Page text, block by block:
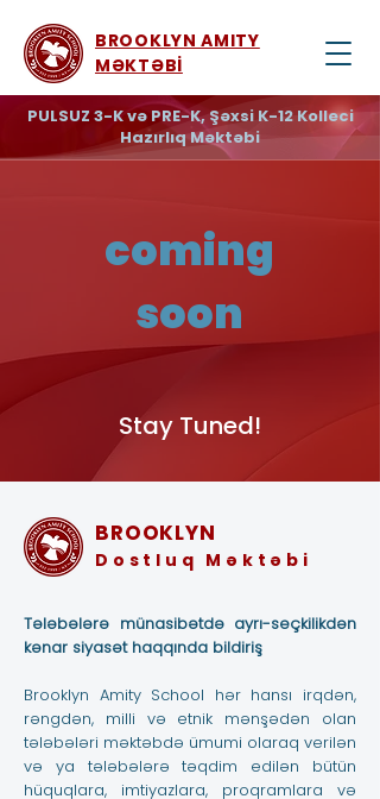
BROOKLYN AMITY
MƏKTƏBİ
PULSUZ 3-K və PRE-K, Şəxsi K-12 Kolleci
Hazırlıq Məktəbi
coming
soon
Stay Tuned!
BROOKLYN
Dostluq Məktəbi
Tələbələrə münasibətdə ayrı-seçkilikdən
kənar siyasət haqqında bildiriş
Brooklyn Amity School hər hansı irqdən,
rəngdən, milli və etnik mənşədən olan
tələbələri məktəbdə ümumi olaraq verilən
və ya tələbələrə təqdim edilən bütün
hüquqlara, imtiyazlara, proqramlara və